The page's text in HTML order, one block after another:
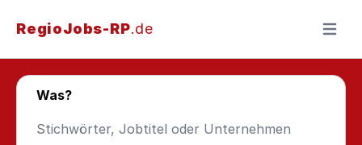
RegioJobs-RP.de Menü
Was?